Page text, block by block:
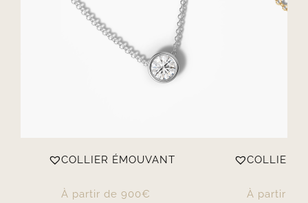
COLLIER ÉMOUVANT
À partir de 900€
COLLIER
À partir de